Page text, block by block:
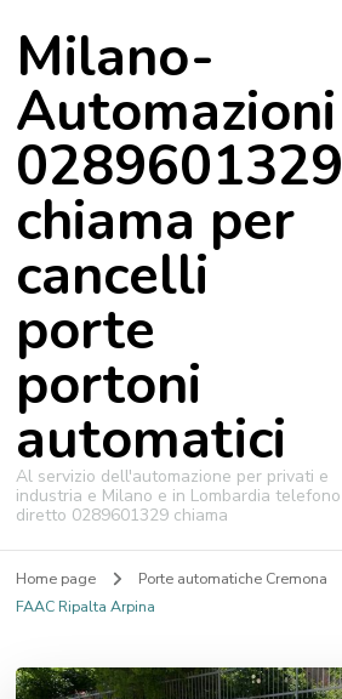
Milano-
Automazioni
0289601329
chiama per
cancelli
porte
portoni
automatici
Al servizio dell'automazione per privati e
industria e Milano e in Lombardia telefono
diretto 0289601329 chiama
Home page Porte automatiche Cremona
FAAC Ripalta Arpina